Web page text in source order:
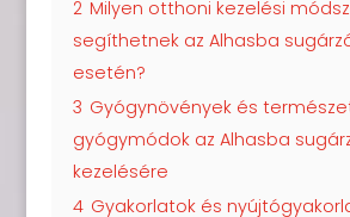
2 Milyen otthoni kezelési
segíthetnek az Alhasba
esetén?
3 Gyógynövények és
gyógymódok az Alhasba
kezelésére
4 Gyakorlatok és